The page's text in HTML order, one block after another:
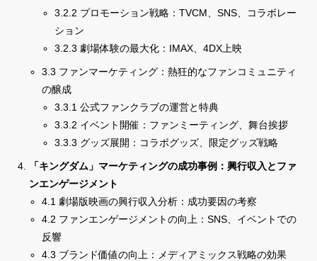
3.2.2 プロモーション戦略：TVCM、SNS、コラボレー
ション
3.2.3 劇場体験の最大化：IMAX、4DX上映
3.3 ファンマーケティング：熱狂的なファンコミュニティ
の醸成
3.3.1 公式ファンクラブの運営と特典
3.3.2 イベント開催：ファンミーティング、舞台挨拶
3.3.3 グッズ展開：コラボグッズ、限定グッズ戦略
「キングダム」マーケティングの成功事例：興行収入とファ
ンエンゲージメント
4.1 劇場版映画の興行収入分析：成功要因の考察
4.2 ファンエンゲージメントの向上：SNS、イベントでの
反響
4.3 ブランド価値の向上：メディアミックス戦略の効果